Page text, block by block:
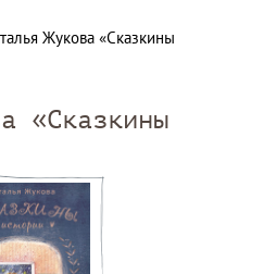
Жукова «Сказкины
«Сказкины